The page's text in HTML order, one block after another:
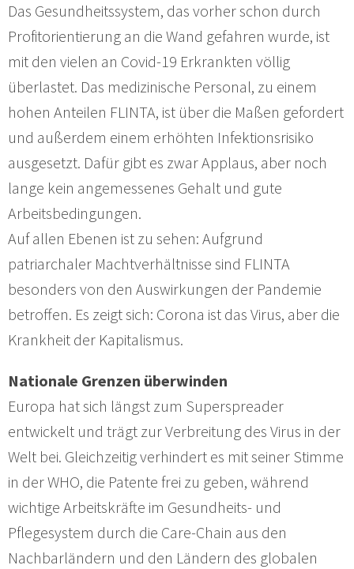
Das Gesundheitssystem, das vorher schon durch
Profitorientierung an die Wand gefahren wurde, ist
mit den vielen an Covid-19 Erkrankten völlig
überlastet. Das medizinische Personal, zu einem
hohen Anteilen FLINTA, ist über die Maßen gefordert
und außerdem einem erhöhten Infektionsrisiko
ausgesetzt. Dafür gibt es zwar Applaus, aber noch
lange kein angemessenes Gehalt und gute
Arbeitsbedingungen.
Auf allen Ebenen ist zu sehen: Aufgrund
patriarchaler Machtverhältnisse sind FLINTA
besonders von den Auswirkungen der Pandemie
betroffen. Es zeigt sich: Corona ist das Virus, aber die
Krankheit der Kapitalismus.
Nationale Grenzen überwinden
Europa hat sich längst zum Superspreader
entwickelt und trägt zur Verbreitung des Virus in der
Welt bei. Gleichzeitig verhindert es mit seiner Stimme
in der WHO, die Patente frei zu geben, während
wichtige Arbeitskräfte im Gesundheits- und
Pflegesystem durch die Care-Chain aus den
Nachbarländern und den Ländern des globalen